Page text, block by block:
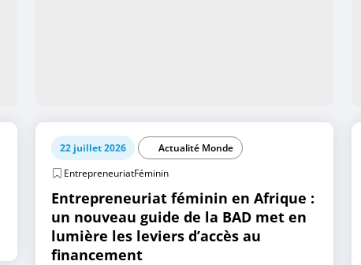
22 juillet 2026
Actualité Monde
EntrepreneuriatFéminin
Entrepreneuriat féminin en Afrique :
un nouveau guide de la BAD met en
lumière les leviers d’accès au
financement